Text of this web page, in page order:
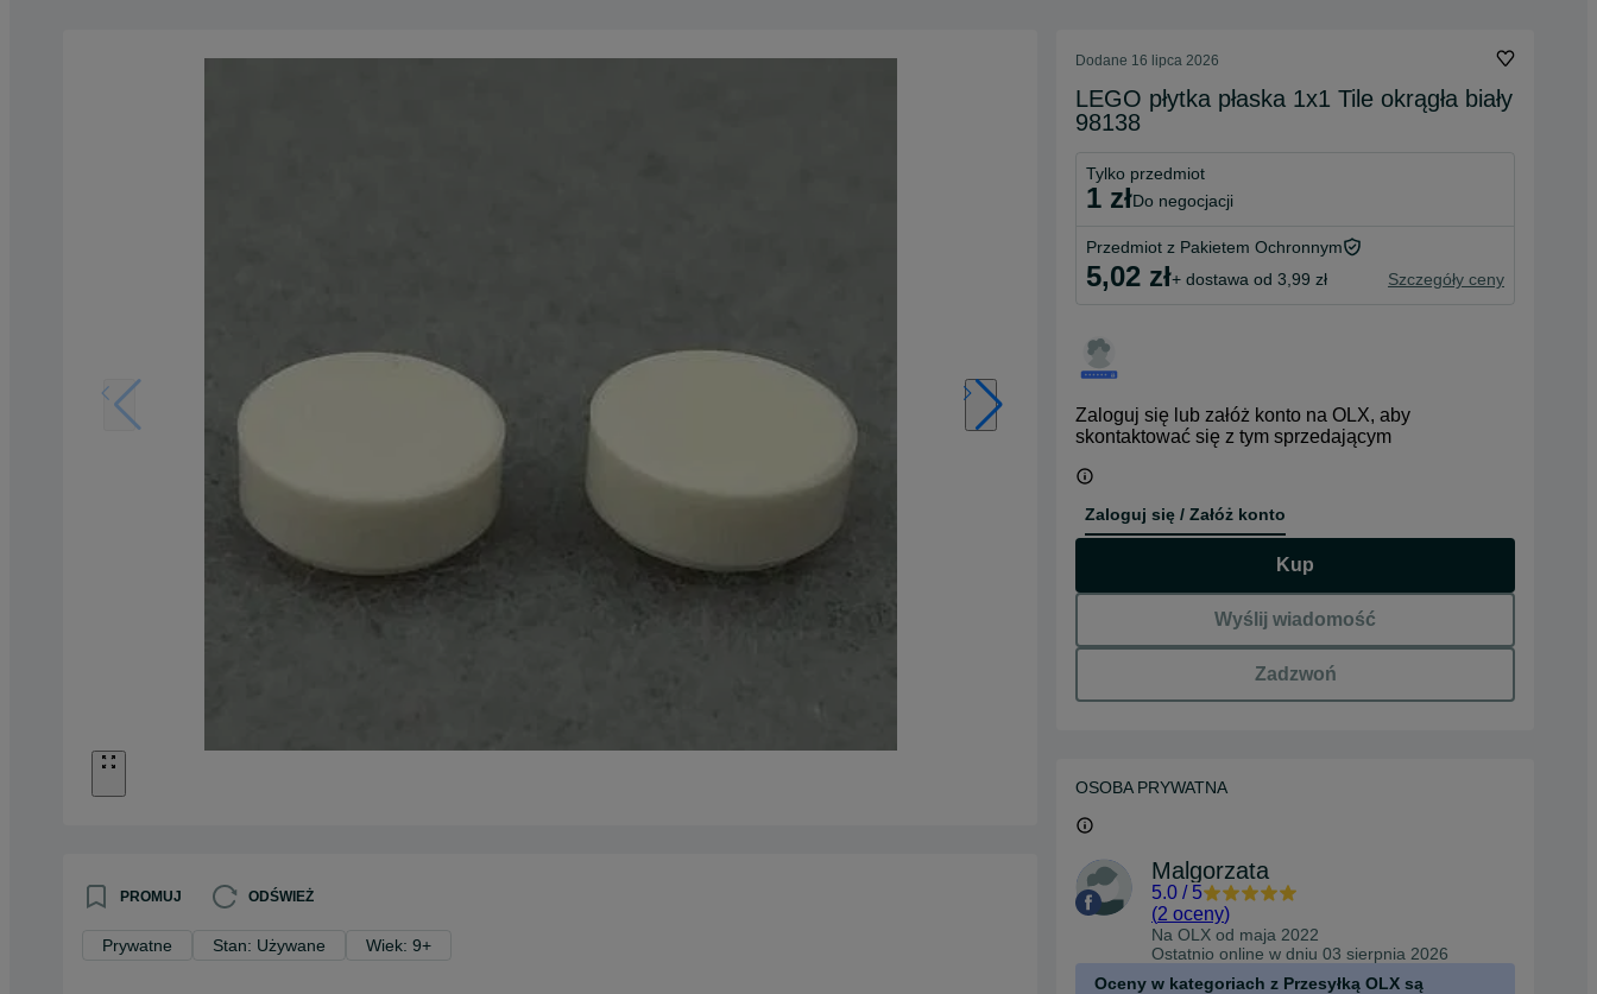
PROMUJ ODŚWIEŻ
Prywatne Stan: Używane Wiek: 9+
Dodane 16 lipca 2026
LEGO płytka płaska 1x1 Tile okrągła biały
98138
Tylko przedmiot
1 zł do negocjacji
Przedmiot z Pakietem Ochronnym
5,02 zł+ dostawa od 3,99 zł Szczegóły ceny
Zaloguj się lub załóż konto na OLX, aby
skontaktować się z tym sprzedającym
Zaloguj się / Załóż konto
Kup
Wyślij wiadomość
Zadzwoń
OSOBA PRYWATNA
Malgorzata
5.0 / 5
(2 oceny)
Na OLX od maja 2022
Ostatnio online w dniu 03 sierpnia 2026
Oceny w kategoriach z Przesyłką OLX są